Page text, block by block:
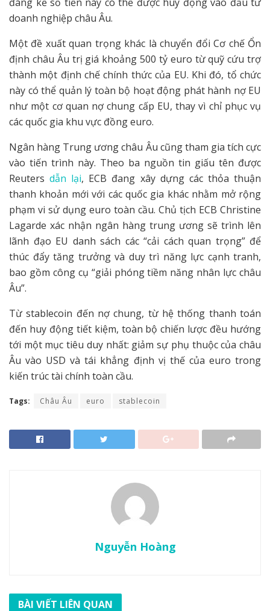
doanh nghiệp châu Âu.
Một đề xuất quan trọng khác là chuyển đổi Cơ chế Ổn
định châu Âu trị giá khoảng 500 tỷ euro từ quỹ cứu trợ
thành một định chế chính thức của EU. Khi đó, tổ chức
này có thể quản lý toàn bộ hoạt động phát hành nợ EU
như một cơ quan nợ chung cấp EU, thay vì chỉ phục vụ
các quốc gia khu vực đồng euro.
Ngân hàng Trung ương châu Âu cũng tham gia tích cực
vào tiến trình này. Theo ba nguồn tin giấu tên được
Reutersdẫn lại, ECB đang xây dựng các thỏa thuận
thanh khoản mới với các quốc gia khác nhằm mở rộng
phạm vi sử dụng euro toàn cầu. Chủ tịch ECB Christine
Lagarde xác nhận ngân hàng trung ương sẽ trình lên
lãnh đạo EU danh sách các “cải cách quan trọng” để
thúc đẩy tăng trưởng và duy trì năng lực cạnh tranh,
bao gồm công cụ “giải phóng tiềm năng nhân lực châu
Âu”.
Từ stablecoin đến nợ chung, từ hệ thống thanh toán
đến huy động tiết kiệm, toàn bộ chiến lược đều hướng
tới một mục tiêu duy nhất: giảm sự phụ thuộc của châu
Âu vào USD và tái khẳng định vị thế của euro trong
kiến trúc tài chính toàn cầu.
Tags: Châu Âu euro stablecoin
Nguyễn Hoàng
BÀI VIẾT LIÊN QUAN